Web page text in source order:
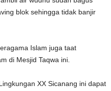
blok sehingga tidak banjir
Islam juga taat
di Mesjid Taqwa ini.
XX Sicanang ini dapat